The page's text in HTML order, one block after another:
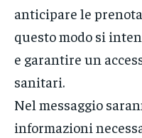
anticipare le
questo modo si
e garantire un
sanitari.
Nel messaggio
informazioni